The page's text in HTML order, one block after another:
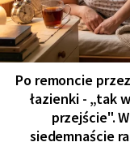
Po remoncie
łazienki - „tak
przejście".
siedemnaście